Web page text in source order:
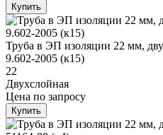
Купить
Труба в ЭП изоляции 22 мм,
9.602-2005 (к15)
22
Двухслойная
Цена по запросу
Купить